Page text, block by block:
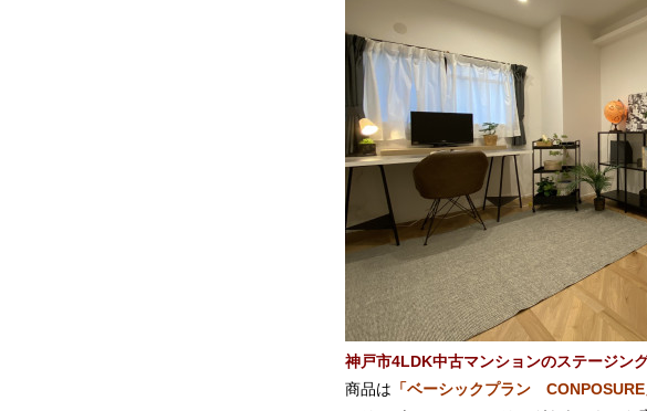
神戸市4LDK中古マンションのステージン
商品は 「ベーシックプラン CONPOSURE